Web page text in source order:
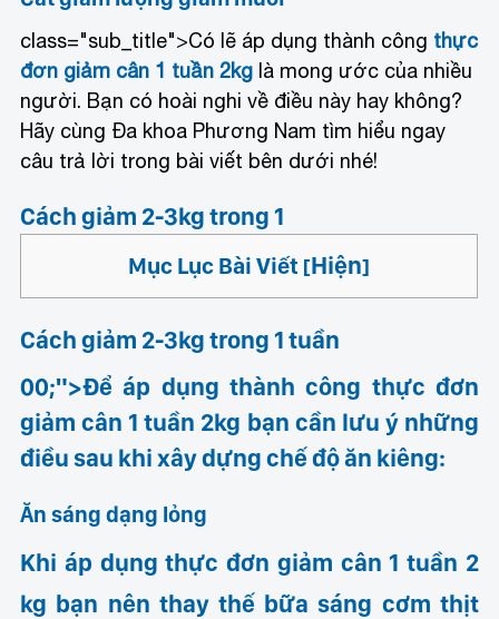
class="sub_title">Có lẽ áp dụng thành công thực
đơn giảm cân 1 tuần 2kg là mong ước của nhiều
người. Bạn có hoài nghi về điều này hay không?
Hãy cùng Đa khoa Phương Nam tìm hiểu ngay
câu trả lời trong bài viết bên dưới nhé!
Cách giảm 2-3kg trong 1
Mục Lục Bài Viết [Hiện]
Cách giảm 2-3kg trong 1 tuần
00;">Để áp dụng thành công thực đơn
giảm cân 1 tuần 2kg bạn cần lưu ý những
điều sau khi xây dựng chế độ ăn kiêng:
Ăn sáng dạng lỏng
Khi áp dụng thực đơn giảm cân 1 tuần 2
kg bạn nên thay thế bữa sáng cơm thịt